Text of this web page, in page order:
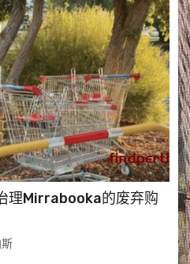
理Mirrabooka的废弃购